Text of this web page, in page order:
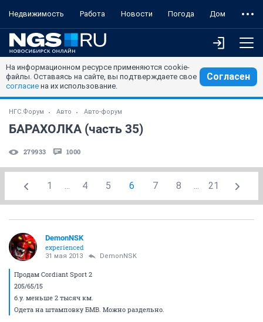
Недвижимость Работа Новости Погода Дом
На информационном ресурсе применяются cookie-
файлы. Оставаясь на сайте, вы подтверждаете свое
согласие на их использование.
Согласен
НГС.Форум Авто Авто-форум
БАРАХОЛКА (часть 35)
279933 1000
1 ... 4 5 6 7 8 ... 21
DemonNSK
experienced
31 мая 2013 DemonNSK
Продам Cordiant Sport 2
205/65/15
б.у. меньше 2 тысяч км.
Одета на штамповку БМВ. Можно раздельно.